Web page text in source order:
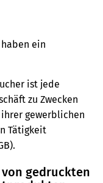
ein
ist jede
zu Zwecken
gewerblichen
Tätigkeit
gedruckten